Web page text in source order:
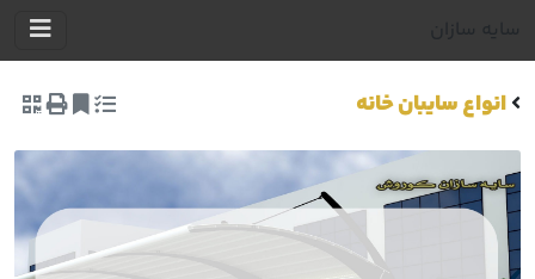
سایه سازان
انواع سایبان خانه